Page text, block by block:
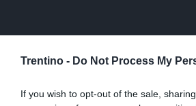
Trentino - Do Not Process My
If you wish to opt-out of the sale,
I più letti